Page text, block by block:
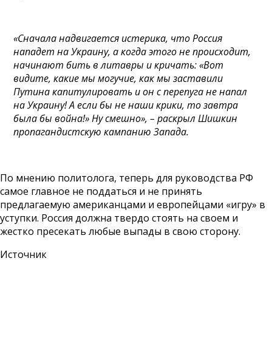
«Сначала надвигается истерика, что Россия
нападет на Украину, а когда этого не происходит,
начинают бить в литавры и кричать: «Вот
видите, какие мы могучие, как мы заставили
Путина капитулировать и он с перепуга не напал
на Украину! А если бы не наши крики, то завтра
была бы война!» Ну смешно», – раскрыл Шишкин
пропагандистскую кампанию Запада.
По мнению политолога, теперь для руководства РФ
самое главное не поддаться и не принять
предлагаемую американцами и европейцами «игру» в
уступки. Россия должна твердо стоять на своем и
жестко пресекать любые выпады в свою сторону.
Источник